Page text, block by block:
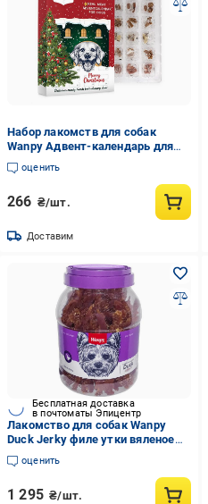
Набор лакомств для собак
Wanpy Адвент-календарь для
собак (M-03)
оценить
266 ₴/шт.
Доставим
Бесплатная доставка
в почтоматы Эпицентр
Лакомство для собак Wanpy
Duck Jerky филе утки вяленое
800 г (DA-01H-Банка)
оценить
1 295 ₴/шт.